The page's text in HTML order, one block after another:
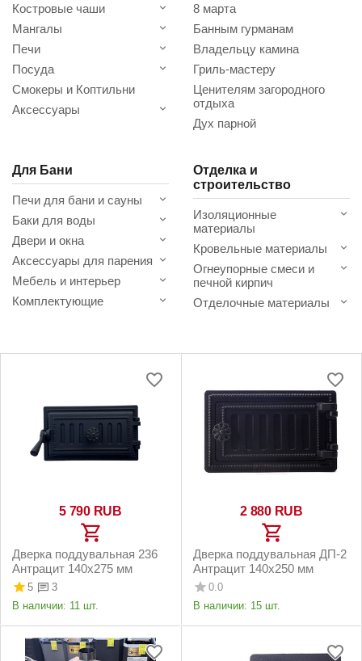
Костровые чаши
Мангалы
Печи
Посуда
Смокеры и Коптильни
Аксессуары
8 марта
Банным гурманам
Владельцу камина
Гриль-мастеру
Ценителям загородного
отдыха
Дух парной
Для Бани
Печи для бани и сауны
Баки для воды
Двери и окна
Аксессуары для парения
Мебель и интерьер
Комплектующие
Отделка и
строительство
Изоляционные
материалы
Кровельные материалы
Огнеупорные смеси и
печной кирпич
Отделочные материалы
5 790 RUB
Дверка поддувальная 236
Антрацит 140х275 мм
5
3
В наличии: 11 шт.
2 880 RUB
Дверка поддувальная ДП-2
Антрацит 140х250 мм
0.0
В наличии: 15 шт.